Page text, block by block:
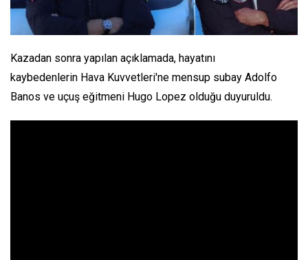
Kazadan sonra yapılan açıklamada, hayatını
kaybedenlerin Hava Kuvvetleri'ne mensup subay Adolfo
Banos ve uçuş eğitmeni Hugo Lopez olduğu duyuruldu.